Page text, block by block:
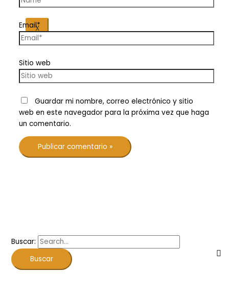
X
Email*
Sitio web
Guardar mi nombre, correo electrónico y sitio
web en este navegador para la próxima vez que haga
un comentario.
Buscar: